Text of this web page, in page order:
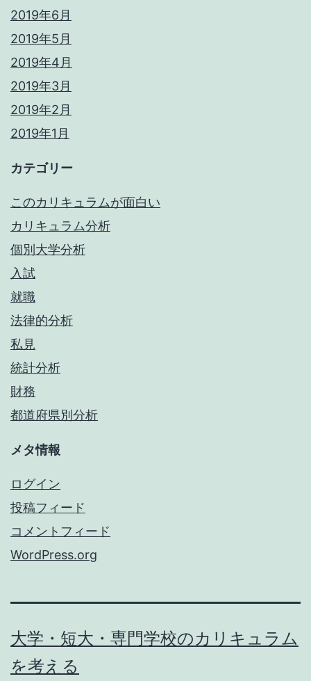
2019年6月
2019年5月
2019年4月
2019年3月
2019年2月
2019年1月
カテゴリー
このカリキュラムが面白い
カリキュラム分析
個別大学分析
入試
就職
法律的分析
私見
統計分析
財務
都道府県別分析
メタ情報
ログイン
投稿フィード
コメントフィード
WordPress.org
大学・短大・専門学校のカリキュラム
を考える